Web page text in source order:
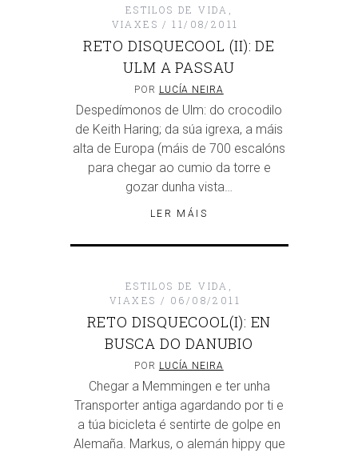
ESTILOS DE VIDA ,
VIAXES
11/08/2011
RETO DISQUECOOL (II): DE
ULM A PASSAU
POR LUCÍA NEIRA
Despedímonos de Ulm: do crocodilo
de Keith Haring; da súa igrexa, a máis
alta de Europa (máis de 700 escalóns
para chegar ao cumio da torre e
gozar dunha vista…
LER MÁIS
ESTILOS DE VIDA ,
VIAXES
06/08/2011
RETO DISQUECOOL(I): EN
BUSCA DO DANUBIO
POR LUCÍA NEIRA
Chegar a Memmingen e ter unha
Transporter antiga agardando por ti e
a túa bicicleta é sentirte de golpe en
Alemaña. Markus, o alemán hippy que